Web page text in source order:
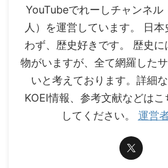
YouTubeでれーしチャンネル
人）を運営しています。 日
わず、歴史好きです。 歴史に
物がいますが、全て網羅した
いと考えております。詳細な
KOEI情報、参考文献などは
してください。 運営